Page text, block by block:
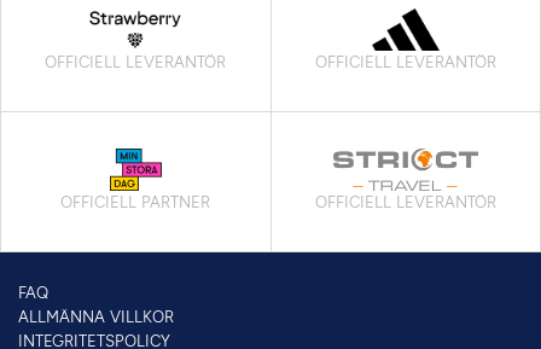
OFFICIELL LEVERANTÖR OFFICIELL LEVERANTÖR
OFFICIELL PARTNER OFFICIELL LEVERANTÖR
FAQ
ALLMÄNNA VILLKOR
INTEGRITETSPOLICY